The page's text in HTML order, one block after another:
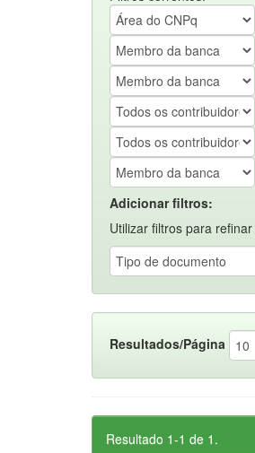
Adicionar filtros:
Utilizar filtros para
Resultados/Página
Resultado 1-1 de 1.